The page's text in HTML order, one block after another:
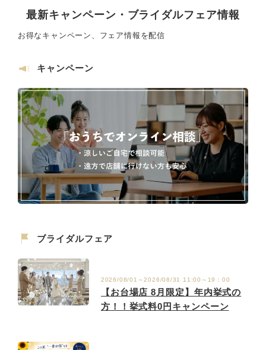
最新キャンペーン・ブライダルフェア情報
お得なキャンペーン、フェア情報を配信
キャンペーン
ブライダルフェア
2026/08/01～2026/08/31 11:00～19：00
【お台場店 8月限定】年内挙式の
方！！挙式料0円キャンペーン